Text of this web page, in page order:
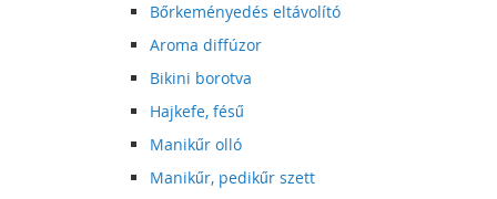
Bőrkeményedés eltávolító
Aroma diffúzor
Bikini borotva
Hajkefe, fésű
Manikűr olló
Manikűr, pedikűr szett